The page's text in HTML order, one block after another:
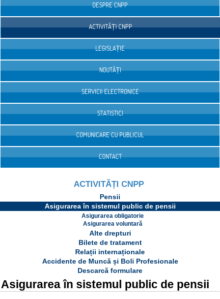
DESPRE CNPP
ACTIVITĂȚI CNPP
LEGISLAȚIE
NOUTĂȚI
SERVICII ELECTRONICE
STATISTICI
COMUNICARE CU PUBLICUL
CONTACT
ACTIVITĂȚI CNPP
Pensii
Asigurarea în sistemul public de pensii
Asigurarea obligatorie
Asigurarea voluntară
Alte drepturi
Bilete de tratament
Relații internaționale
Accidente de Muncă și Boli Profesionale
Descarcă formulare
Asigurarea în sistemul public de pensii